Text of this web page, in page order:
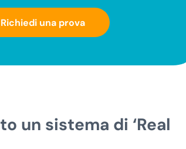
Richiedi una prova
un sistema di ‘Real